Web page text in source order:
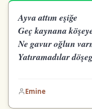
Ayva attım eşiğe
Geç kaynana
Ne gavur oğlun
Yatıramadılar
Emine